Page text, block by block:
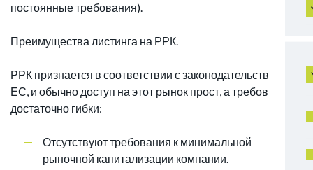
постоянные требования).
Преимущества листинга на РРК.
РРК признается в соответствии с законодательством
ЕС, и обычно доступ на этот рынок прост, а требования
достаточно гибки:
Отсутствуют требования к минимальной
рыночной капитализации компании.